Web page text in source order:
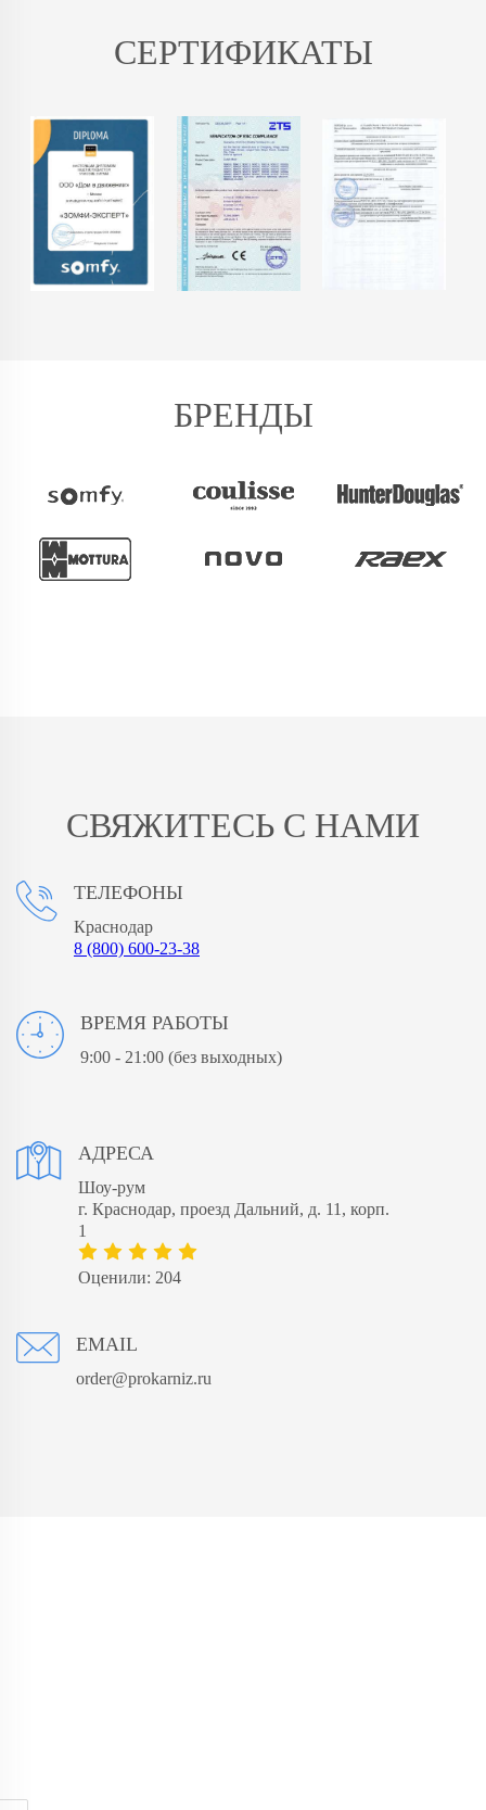
СЕРТИФИКАТЫ
БРЕНДЫ
СВЯЖИТЕСЬ С НАМИ
ТЕЛЕФОНЫ
Краснодар
8 (800) 600-23-38
ВРЕМЯ РАБОТЫ
9:00 - 21:00 (без выходных)
АДРЕСА
Шоу-рум
​г. Краснодар, проезд Дальний, д. 11, корп.
1
Оценили: 204
EMAIL
order@prokarniz.ru